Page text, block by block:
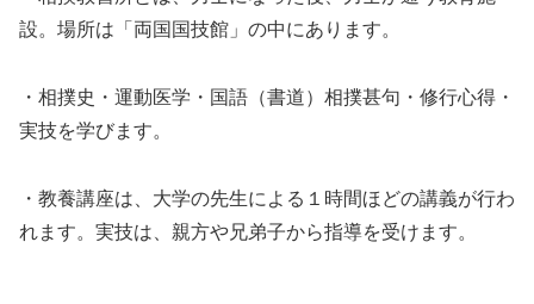
設。場所は「両国国技館」の中にあります。
・相撲史・運動医学・国語（書道）相撲甚句・修行心得・
実技を学びます。
・教養講座は、大学の先生による１時間ほどの講義が行わ
れます。実技は、親方や兄弟子から指導を受けます。